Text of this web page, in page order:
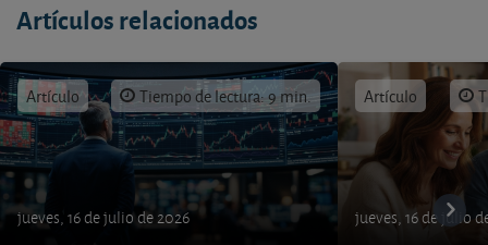
Artículos relacionados
Artículo Tiempo de lectura: 9 min.
jueves, 16 de julio de 2026
Artículo
jueves, 16 de julio